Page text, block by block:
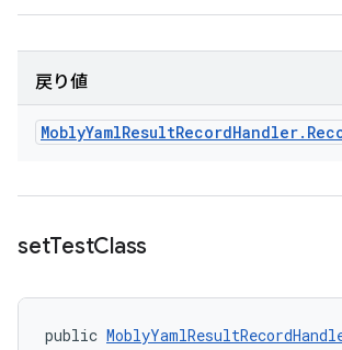
戻り値
MoblyYamlResultRecordHandler.
setTestClass
public